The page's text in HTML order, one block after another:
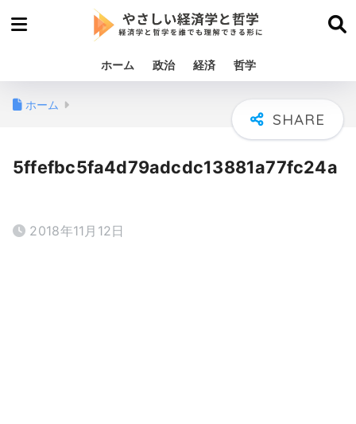
ホーム 政治 経済 哲学
ホーム
5ffefbc5fa4d79adcdc13881a77fc24a
2018年11月12日